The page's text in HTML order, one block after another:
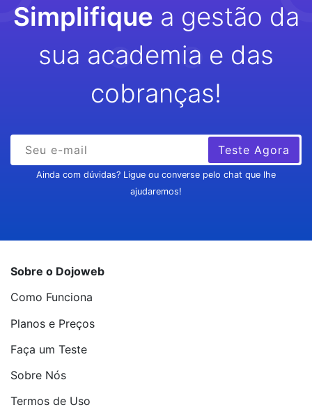
Simplifique a gestão da
sua academia e das
cobranças!
Teste Agora
Ainda com dúvidas? Ligue ou converse pelo chat que lhe
ajudaremos!
Sobre o Dojoweb
Como Funciona
Planos e Preços
Faça um Teste
Sobre Nós
Termos de Uso